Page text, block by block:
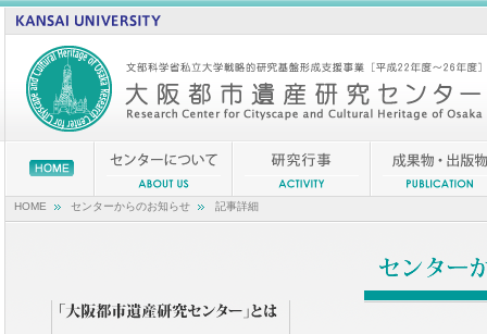
HOME センターからのお知らせ 記事詳細